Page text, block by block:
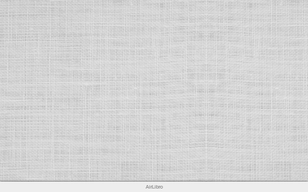
AirLibro